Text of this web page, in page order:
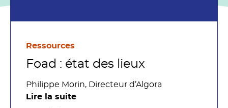
Ressources
Foad : état des lieux
Philippe Morin, Directeur d’Algora
Lire la suite